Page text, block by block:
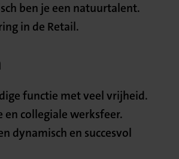
ben je een natuurtalent.
in de Retail.
functie met veel vrijheid.
en collegiale werksfeer.
dynamisch en succesvol